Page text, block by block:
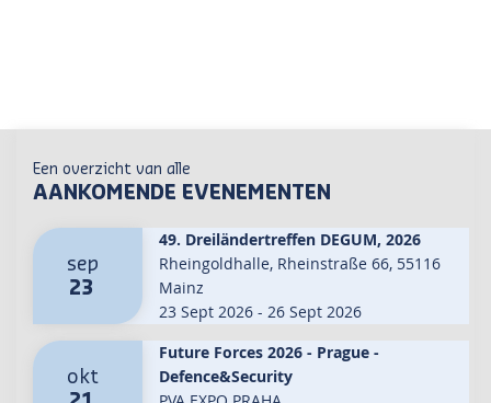
Een overzicht van alle
AANKOMENDE EVENEMENTEN
sep
23
49. Dreiländertreffen DEGUM, 2026
Rheingoldhalle, Rheinstraße 66, 55116
Mainz
23 Sept 2026 - 26 Sept 2026
okt
Future Forces 2026 - Prague -
Defence&Security